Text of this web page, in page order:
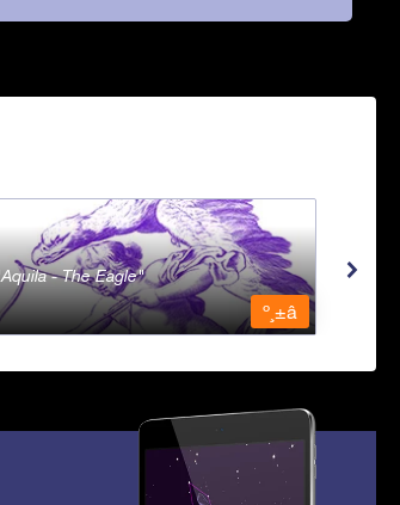
Aquila - The Eagle
º¸±â